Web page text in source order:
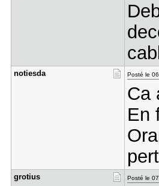
notiesda Posté le
Ca
En
grotius Posté le